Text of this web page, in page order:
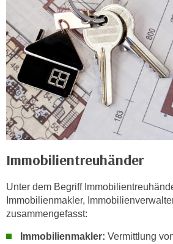
Immobilientreuhänder
Unter dem Begriff
Immobilienmakler,
zusammengefasst:
Immobilienmakler: Vermittlung
i
e
i
m
I
m
p
r
u
m
.
K